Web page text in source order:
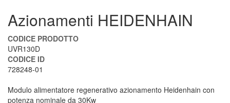
Azionamenti HEIDENHAIN
CODICE PRODOTTO
UVR130D
CODICE ID
728248-01
Modulo alimentatore regenerativo azionamento Heidenhain con
potenza nominale da 30Kw